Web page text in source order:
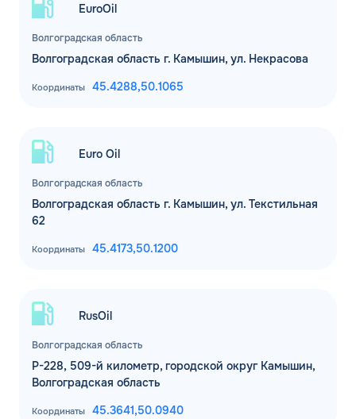
Волгоградская область
EuroOil
Волгоградская область г. Камышин, ул. Некрасова
Координаты 45.4288,50.1065
Волгоградская область
Euro Oil
Волгоградская область г. Камышин, ул. Текстильная
62
Координаты 45.4173,50.1200
Волгоградская область
RusOil
Р-228, 509-й километр, городской округ Камышин,
Волгоградская область
Координаты 45.3641,50.0940
ЗАКАЗАТЬ
ОБРАТНЫЙ ЗВОНОК
Телефон*
Спасибо! Ваша заявка принята.
Мы свяжемся с Вами в ближайшее
рабочее время: пн-пт с 9:00 до 18:00
ОК